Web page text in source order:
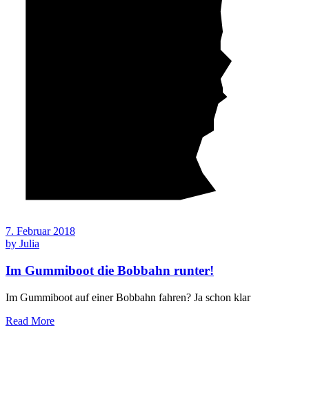
7. Februar 2018
by Julia
Im Gummiboot die Bobbahn runter!
Im Gummiboot auf einer Bobbahn fahren? Ja schon klar
Read More